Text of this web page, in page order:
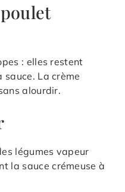
: elles restent
La crème
alourdir.
légumes vapeur
la sauce crémeuse à